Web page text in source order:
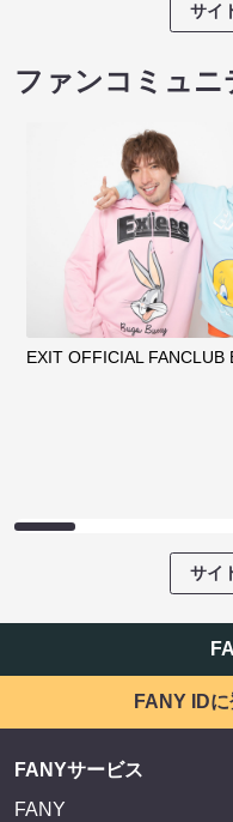
サイ
ファンコミュニ
EXIT OFFICIAL FANCLUB
サイ
FANY ID
FANYサービス
FANY